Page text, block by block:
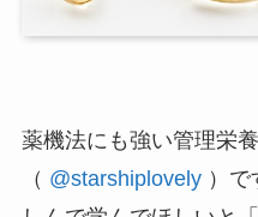
薬機法にも強い管理栄
（ @starshiplovely）で